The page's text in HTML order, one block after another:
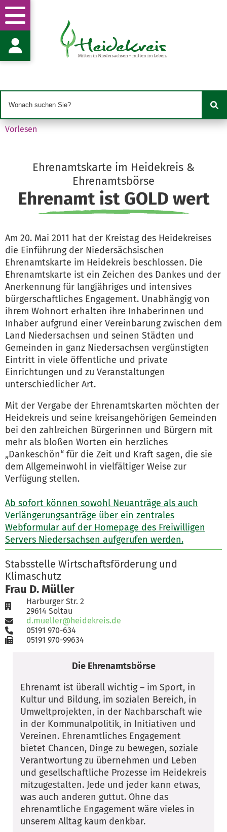
Stabsstelle Wirtschaftsförderung und
Stabsstellenleitung & Pressesprecherin Frau
anke.vonfintel@heidekreis.de
05191 970-99865
Vorlesen
Ehrenamtskarte im Heidekreis &
Ehrenamtsbörse
Ehrenamt ist GOLD wert
Am 20. Mai 2011 hat der Kreistag des Heidekreises
die Einführung der Niedersächsischen
Ehrenamtskarte im Heidekreis beschlossen. Die
Ehrenamtskarte ist ein Zeichen des Dankes und der
Anerkennung für langjähriges und intensives
bürgerschaftliches Engagement. Unabhängig von
ihrem Wohnort erhalten ihre Inhaberinnen und
Inhaber aufgrund einer Vereinbarung zwischen dem
Land Niedersachsen und seinen Städten und
Gemeinden in ganz Niedersachsen vergünstigten
Eintritt in viele öffentliche und private
Einrichtungen und zu Veranstaltungen
unterschiedlicher Art.
Mit der Vergabe der Ehrenamtskarten möchten der
Heidekreis und seine kreisangehörigen Gemeinden
bei den zahlreichen Bürgerinnen und Bürgern mit
mehr als bloßen Worten ein herzliches
„Dankeschön“ für die Zeit und Kraft sagen, die sie
dem Allgemeinwohl in vielfältiger Weise zur
Verfügung stellen.
Ab sofort können sowohl Neuanträge als auch
Verlängerungsanträge über ein zentrales
Webformular auf der Homepage des Freiwilligen
Servers Niedersachsen aufgerufen werden.
Stabsstelle Wirtschaftsförderung und
Klimaschutz
Frau D. Müller
Harburger Str. 2
29614 Soltau
d.mueller@heidekreis.de
05191 970-634
05191 970-99634
Die Ehrenamtsbörse
Ehrenamt ist überall wichtig – im Sport, in
Kultur und Bildung, im sozialen Bereich, in
Umweltprojekten, in der Nachbarschaft wie
in der Kommunalpolitik, in Initiativen und
Vereinen. Ehrenamtliches Engagement
bietet Chancen, Dinge zu bewegen, soziale
Verantwortung zu übernehmen und Leben
und gesellschaftliche Prozesse im Heidekreis
mitzugestalten. Jede und jeder kann etwas,
was auch anderen guttut. Ohne das
ehrenamtliche Engagement wäre vieles in
unserem Alltag kaum denkbar.